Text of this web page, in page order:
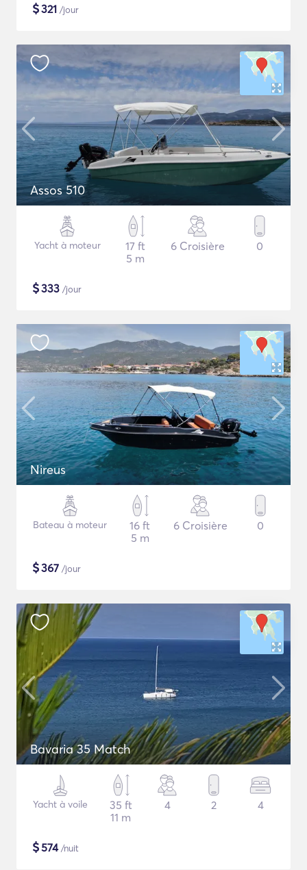
$321 /jour
Assos 510
Yacht à moteur
17 ft
5 m
6 Croisière 0
$333 /jour
Nireus
Bateau à moteur
16 ft
5 m
6 Croisière 0
$367 /jour
Bavaria 35 Match
Yacht à voile
35 ft
11 m
4 2 4
$574/nuit